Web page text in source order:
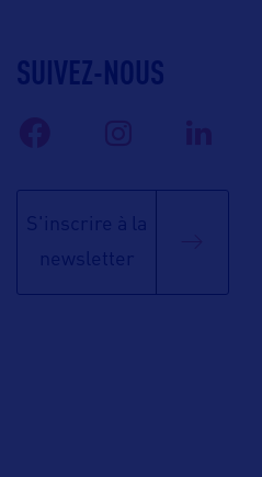
SUIVEZ-NOUS
S'inscrire à la
newsletter